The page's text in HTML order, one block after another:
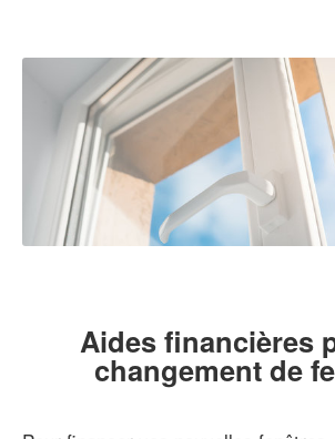
Aides financières
changement de